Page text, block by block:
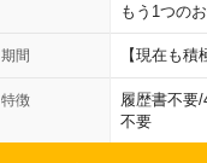
もう1つの
期間 【現在も
特徴 履歴書不要/
不要